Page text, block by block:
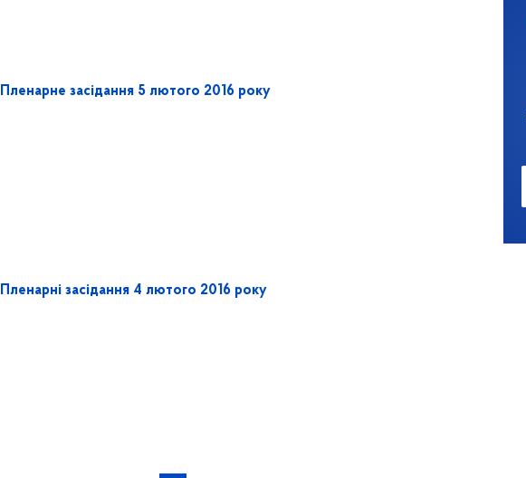
Пленарне засідання 5 лютого 2016 року
Пленарні засідання 4 лютого 2016 року